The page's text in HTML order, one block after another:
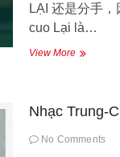
LẠI 还是分手
cuo Lại là…
View MoreCHINESE
Ở
Nhạc Trung-
No Comments